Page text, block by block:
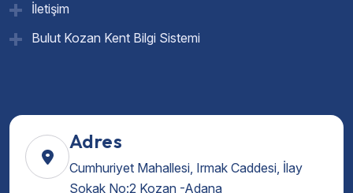
İletişim
Bulut Kozan Kent Bilgi Sistemi
Adres
Cumhuriyet Mahallesi, Irmak Caddesi, İlay
Sokak No:2 Kozan -Adana